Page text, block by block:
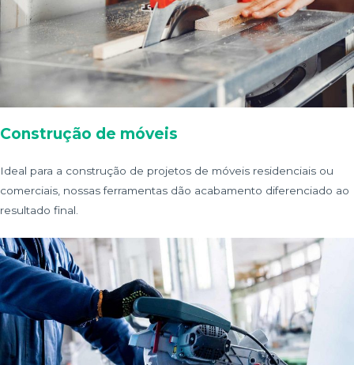
Construção de móveis
Ideal para a construção de projetos de móveis residenciais ou
comerciais, nossas ferramentas dão acabamento diferenciado ao
resultado final.